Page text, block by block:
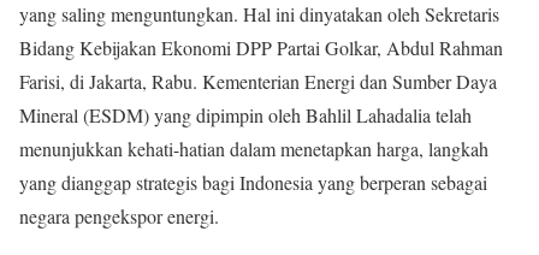
yang saling menguntungkan. Hal ini dinyatakan oleh Sekretaris
Bidang Kebijakan Ekonomi DPP Partai Golkar, Abdul Rahman
Farisi, di Jakarta, Rabu. Kementerian Energi dan Sumber Daya
Mineral (ESDM) yang dipimpin oleh Bahlil Lahadalia telah
menunjukkan kehati-hatian dalam menetapkan harga, langkah
yang dianggap strategis bagi Indonesia yang berperan sebagai
negara pengekspor energi.